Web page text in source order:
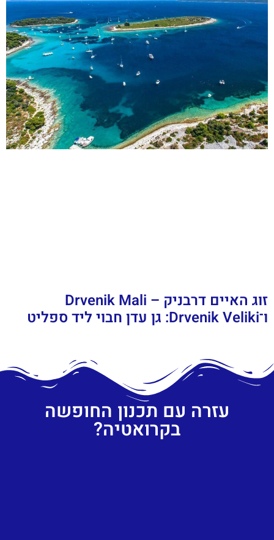
זוג האיים דרבניק – Drvenik Mali
ו־Drvenik Veliki: גן עדן חבוי ליד ספליט
עזרה עם תכנון החופשה
בקרואטיה?